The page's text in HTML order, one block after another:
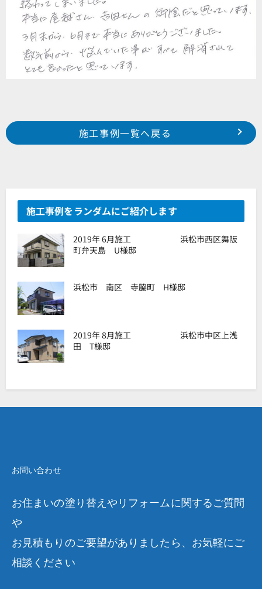
Prev
浜松市 浜北区 上島 良原様邸
浜松市 西区 篠原町 S様邸
施工事例一覧へ戻る
施工事例をランダムにご紹介します
2019年 6月施工 浜松市西区舞阪
町弁天島 U様邸
浜松市 南区 寺脇町 H様邸
2019年 8月施工 浜松市中区上浅
田 T様邸
お問い合わせ
お住まいの塗り替えやリフォームに関するご質問
や
お見積もりのご要望がありましたら、お気軽にご
相談ください